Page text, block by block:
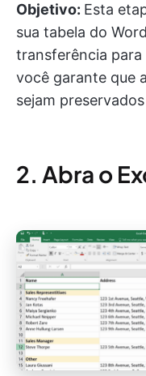
Objetivo: Esta
sua tabela do
transferência para
você garante que
sejam
2. Abra o